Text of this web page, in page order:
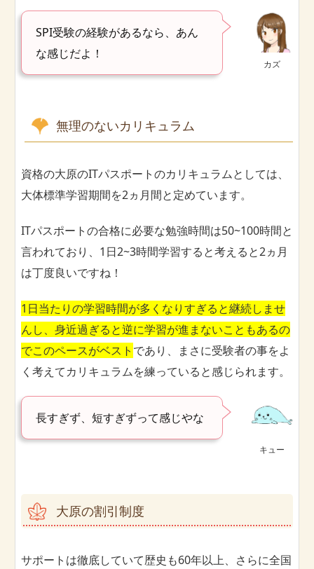
カズ
SPI受験の経験があるなら、あん
な感じだよ！
無理のないカリキュラム
資格の大原のITパスポートのカリキュラムとしては、
大体標準学習期間を2ヵ月間と定めています。
ITパスポートの合格に必要な勉強時間は50~100時間と
言われており、1日2~3時間学習すると考えると2ヵ月
は丁度良いですね！
1日当たりの学習時間が多くなりすぎると継続しませ
んし、身近過ぎると逆に学習が進まないこともあるの
でこのペースがベスト であり、まさに受験者の事をよ
く考えてカリキュラムを練っていると感じられます。
キュー
長すぎず、短すぎずって感じやな
大原の割引制度
サポートは徹底していて歴史も60年以上、さらに全国